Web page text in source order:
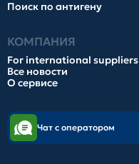
Поиск по антигену
КОМПАНИЯ
For international suppliers
Все новости
О сервисе
Чат с оператором